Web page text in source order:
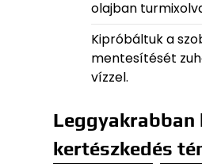
olajban
Kipróbáltuk a
mentesítését
vízzel.
Leggyakrabban
kertészkedés